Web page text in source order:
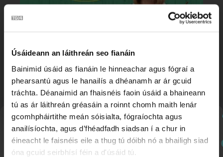
Úsáideann an láithreán seo fianáin
Bainimid úsáid as fianáin le hinneachar agus fógraí a
phearsantú agus le hanailís a dhéanamh ar ár gcuid
tráchta. Déanaimid an fhaisnéis faoin úsáid a bhaineann
tú as ár láithreán gréasáin a roinnt chomh maith lenár
gcomhpháirtithe meán sóisialta, fógraíochta agus
anailísíochta, agus d’fhéadfadh siadsan í a chur in
éineacht le faisnéis eile a thug tú dóibh nó a bhailigh siad
óna gcuid seirbhísí féin a d'úsáid tú.
Búm Búm | Rithim Samba 🪇
Nuachtlitir